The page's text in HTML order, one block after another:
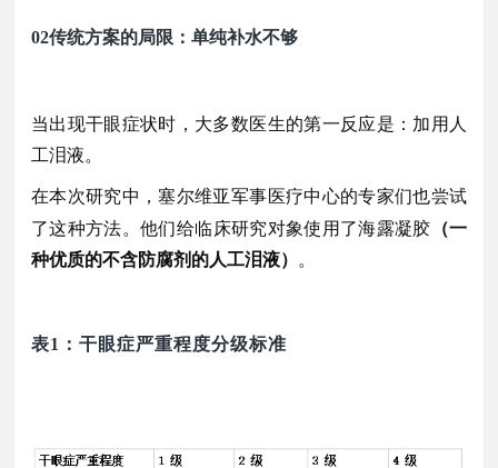
02传统方案的局限：单纯补水不够
当出现干眼症状时，大多数医生的第一反应是：加用人
工泪液。
在本次研究中，塞尔维亚军事医疗中心的专家们也尝试
了这种方法。他们给临床研究对象使用了海露凝胶 （一
种优质的不含防腐剂的人工泪液）
。
表1：干眼症严重程度分级标准